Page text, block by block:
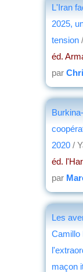
L'Iran
2025,
tension
éd.
par
2020 /
éd.
par
Les
Camillo
maçon